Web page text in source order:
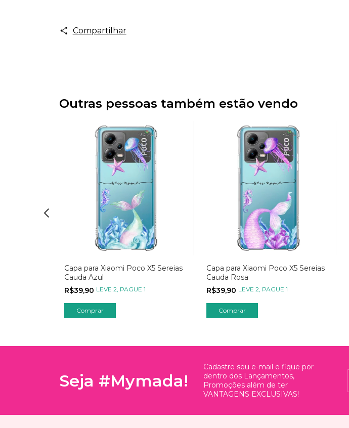
Compartilhar
Outras pessoas também estão vendo
Capa para Xiaomi Poco X5 Sereias
Cauda Azul
R$39,90 LEVE 2, PAGUE 1
Comprar
Capa para Xiaomi Poco X5 Sereias
Cauda Rosa
R$39,90 LEVE 2, PAGUE 1
Comprar
Seja #Mymada!
Cadastre seu e-mail e fique por
dentro dos Lançamentos,
Promoções além de ter
VANTAGENS EXCLUSIVAS!